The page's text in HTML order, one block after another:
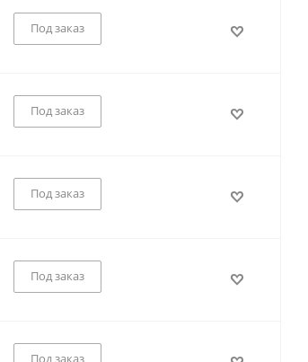
Под заказ
Под заказ
Под заказ
Под заказ
Под заказ